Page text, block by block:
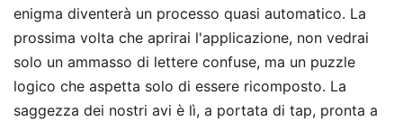
enigma diventerà un processo quasi automatico. La
prossima volta che aprirai l'applicazione, non vedrai
solo un ammasso di lettere confuse, ma un puzzle
logico che aspetta solo di essere ricomposto. La
saggezza dei nostri avi è lì, a portata di tap, pronta a